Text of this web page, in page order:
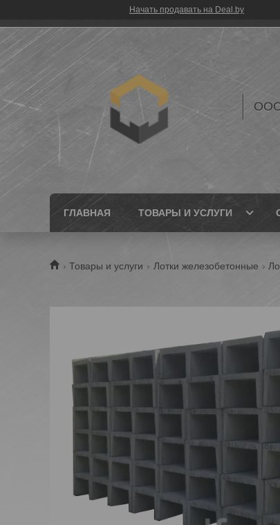
Начать продавать на Deal.by
ГЛАВНАЯ ТОВАРЫ И УСЛУГИ
Товары и услуги Лотки железобетонные